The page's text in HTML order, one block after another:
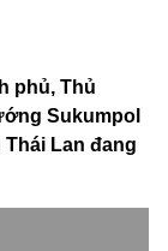
phủ, Thủ
Sukumpol
Lan đang